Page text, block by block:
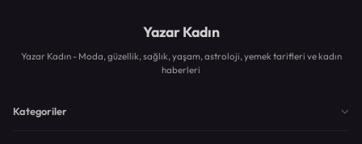
Yazar Kadın
Yazar Kadın - Moda, güzellik, sağlık, yaşam, astroloji, yemek tarifleri ve kadın
haberleri
Kategoriler